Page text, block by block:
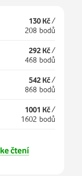
130 Kč/
208 bodů
292 Kč/
468 bodů
542 Kč/
868 bodů
1001 Kč/
1602 bodů
ke čtení